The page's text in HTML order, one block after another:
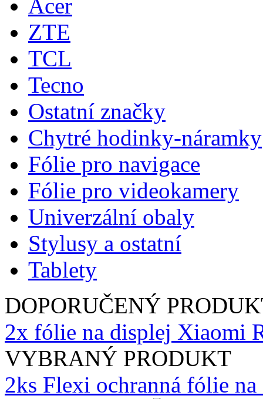
Acer
ZTE
TCL
Tecno
Ostatní značky
Chytré hodinky-náramky
Fólie pro navigace
Fólie pro videokamery
Univerzální obaly
Stylusy a ostatní
Tablety
DOPORUČENÝ
2x fólie na displej Xiaomi
VYBRANÝ PRODUKT
2ks Flexi ochranná fólie